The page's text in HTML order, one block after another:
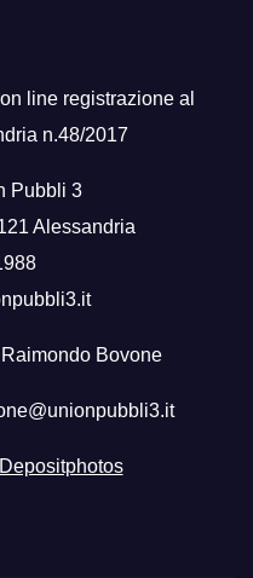
line registrazione al
n.48/2017
Pubbli 3
Alessandria
Bovone
Depositphotos